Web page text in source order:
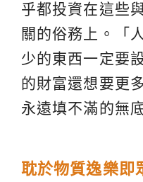
乎都投資在這些
關的俗務上。「
少的東西一定要
的財富還想要更
永遠填不滿的無
耽於物質逸樂即